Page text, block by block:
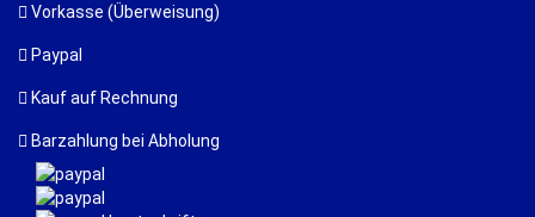
Vorkasse (Überweisung)
Paypal
Kauf auf Rechnung
Barzahlung bei Abholung